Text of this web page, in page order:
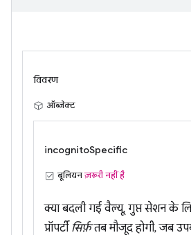
विवरण
ऑब्जेक्ट
incognitoSpecific
बूलियनज़रूरी नहीं है
क्या बदली गई वैल्यू, गुप्त सेशन के
प्रॉपर्टी सिर्फ़तब मौजूद होगी, जब